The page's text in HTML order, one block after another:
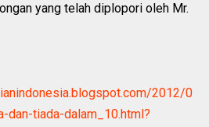
yang telah diplopori oleh Mr.
2012/0
dan-tiada-dalam_10.html?